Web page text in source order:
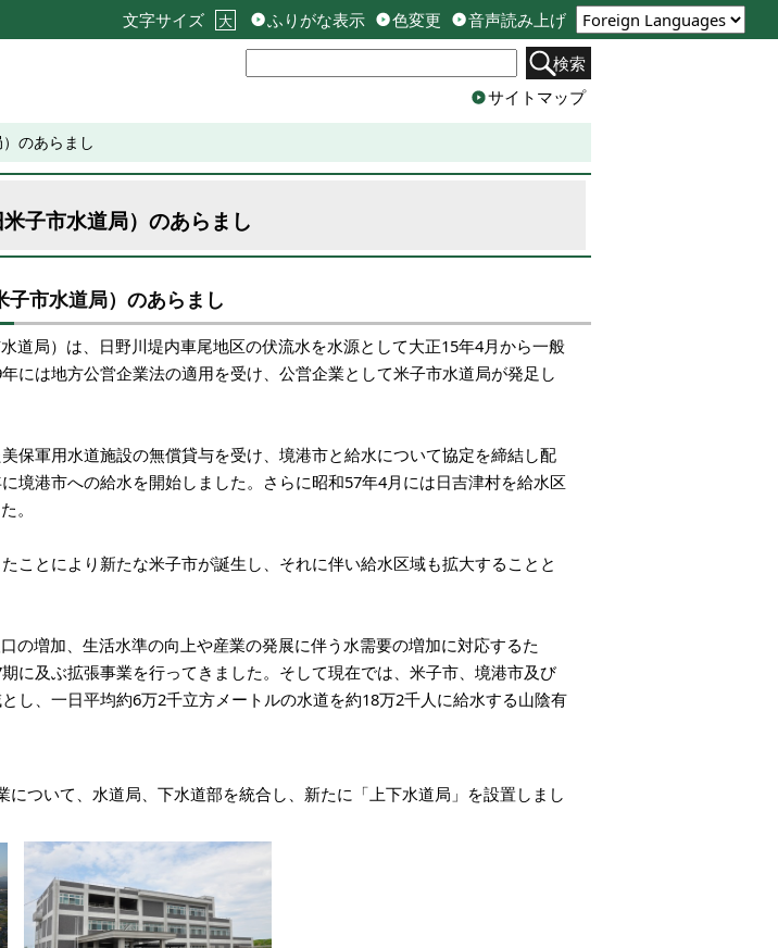
文字サイズ 大 ふりがな表示 色変更 音声読み上げ
検索
サイトマップ
のあらまし
子市水道局）のあらまし
市水道局）のあらまし
道局）は、日野川堤内車尾地区の伏流水を水源として大正15年4月から一般
には地方公営企業法の適用を受け、公営企業として米子市水道局が発足し
保軍用水道施設の無償貸与を受け、境港市と給水について協定を締結し配
境港市への給水を開始しました。さらに昭和57年4月には日吉津村を給水区
。
ことにより新たな米子市が誕生し、それに伴い給水区域も拡大することと
の増加、生活水準の向上や産業の発展に伴う水需要の増加に対応するた
に及ぶ拡張事業を行ってきました。そして現在では、米子市、境港市及び
し、一日平均約6万2千立方メートルの水道を約18万2千人に給水する山陰有
について、水道局、下水道部を統合し、新たに「上下水道局」を設置しまし